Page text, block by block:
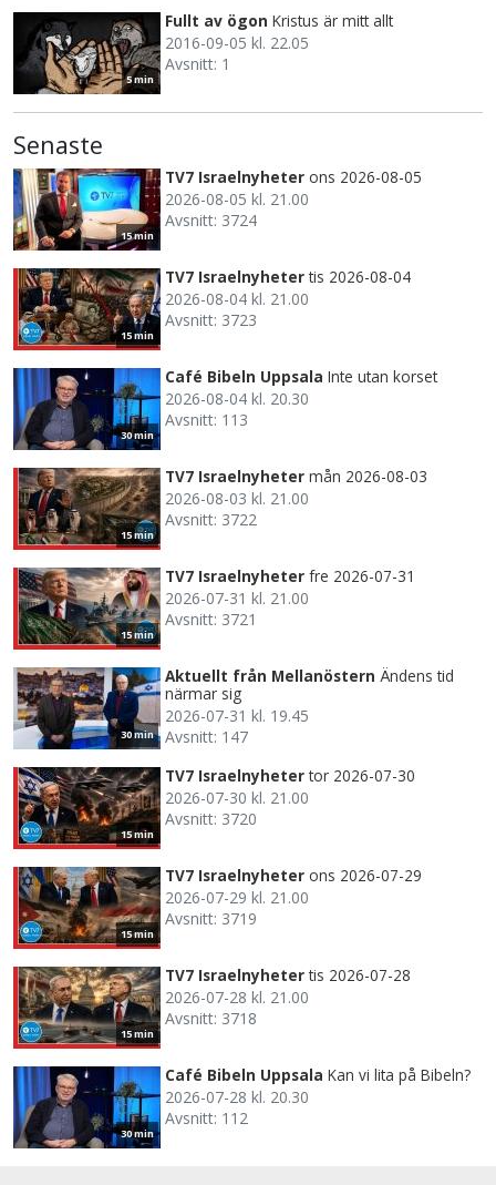
5 min
Fullt av ögon Kristus är mitt allt
2016-09-05 kl. 22.05
Avsnitt: 1
Senaste
15 min
TV7 Israelnyheter ons 2026-08-05
2026-08-05 kl. 21.00
Avsnitt: 3724
15 min
TV7 Israelnyheter tis 2026-08-04
2026-08-04 kl. 21.00
Avsnitt: 3723
30 min
Café Bibeln Uppsala Inte utan korset
2026-08-04 kl. 20.30
Avsnitt: 113
15 min
TV7 Israelnyheter mån 2026-08-03
2026-08-03 kl. 21.00
Avsnitt: 3722
15 min
TV7 Israelnyheter fre 2026-07-31
2026-07-31 kl. 21.00
Avsnitt: 3721
30 min
Aktuellt från Mellanöstern Ändens tid
närmar sig
2026-07-31 kl. 19.45
Avsnitt: 147
15 min
TV7 Israelnyheter tor 2026-07-30
2026-07-30 kl. 21.00
Avsnitt: 3720
15 min
TV7 Israelnyheter ons 2026-07-29
2026-07-29 kl. 21.00
Avsnitt: 3719
15 min
TV7 Israelnyheter tis 2026-07-28
2026-07-28 kl. 21.00
Avsnitt: 3718
30 min
Café Bibeln Uppsala Kan vi lita på Bibeln?
2026-07-28 kl. 20.30
Avsnitt: 112